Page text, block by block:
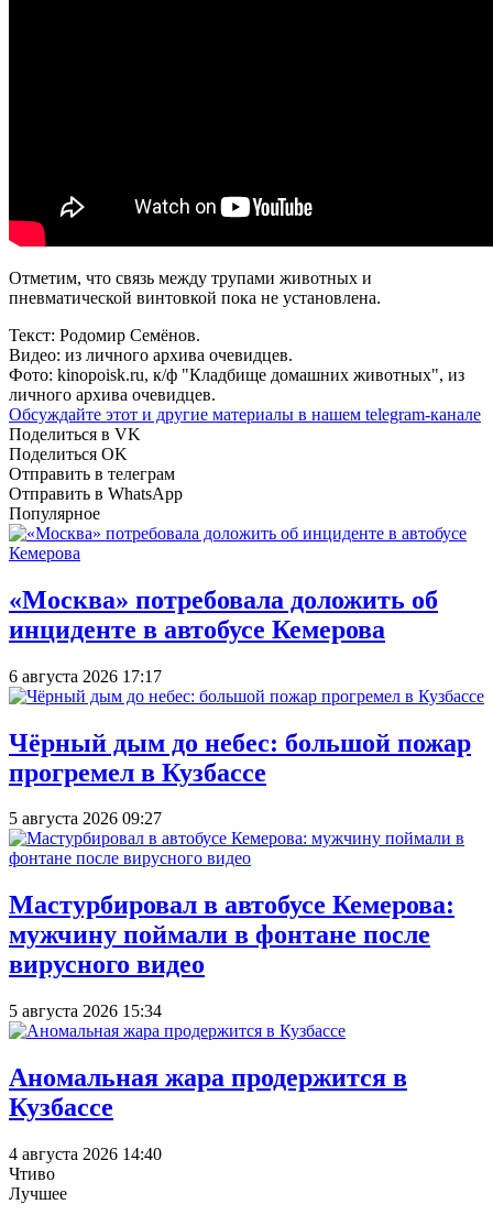
Отметим, что связь между трупами животных и
пневматической винтовкой пока не установлена.
Текст: Родомир Семёнов.
Видео: из личного архива очевидцев.
Фото: kinopoisk.ru, к/ф "Кладбище домашних животных", из
личного архива очевидцев.
Обсуждайте этот и другие материалы в нашем telegram-канале
Поделиться в VK
Поделиться OK
Отправить в телеграм
Отправить в WhatsApp
Популярное
«Москва» потребовала доложить об
инциденте в автобусе Кемерова
6 августа 2026 17:17
Чёрный дым до небес: большой пожар
прогремел в Кузбассе
5 августа 2026 09:27
Мастурбировал в автобусе Кемерова:
мужчину поймали в фонтане после
вирусного видео
5 августа 2026 15:34
Аномальная жара продержится в
Кузбассе
4 августа 2026 14:40
Чтиво
Лучшее